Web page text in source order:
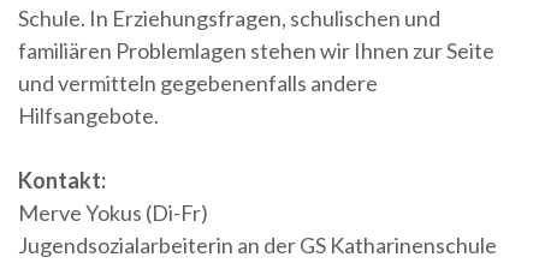
Schule. In Erziehungsfragen, schulischen und
familiären Problemlagen stehen wir Ihnen zur Seite
und vermitteln gegebenenfalls andere
Hilfsangebote.
Kontakt:
Merve Yokus (Di-Fr)
Jugendsozialarbeiterin an der GS Katharinenschule